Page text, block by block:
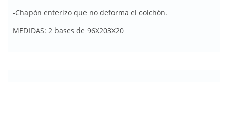
-Chapón enterizo que no deforma el colchón.
MEDIDAS: 2 bases de 96X203X20